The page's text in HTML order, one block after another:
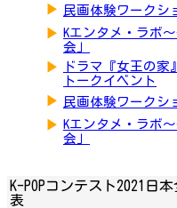
▶ 民画体験ワークシ
▶ Kエンタメ・ラボ
会」
▶
ドラマ『女王の
トークイベント
▶ 民画体験ワークシ
▶ Kエンタメ・ラボ
会」
K-POPコンテスト2021日
表